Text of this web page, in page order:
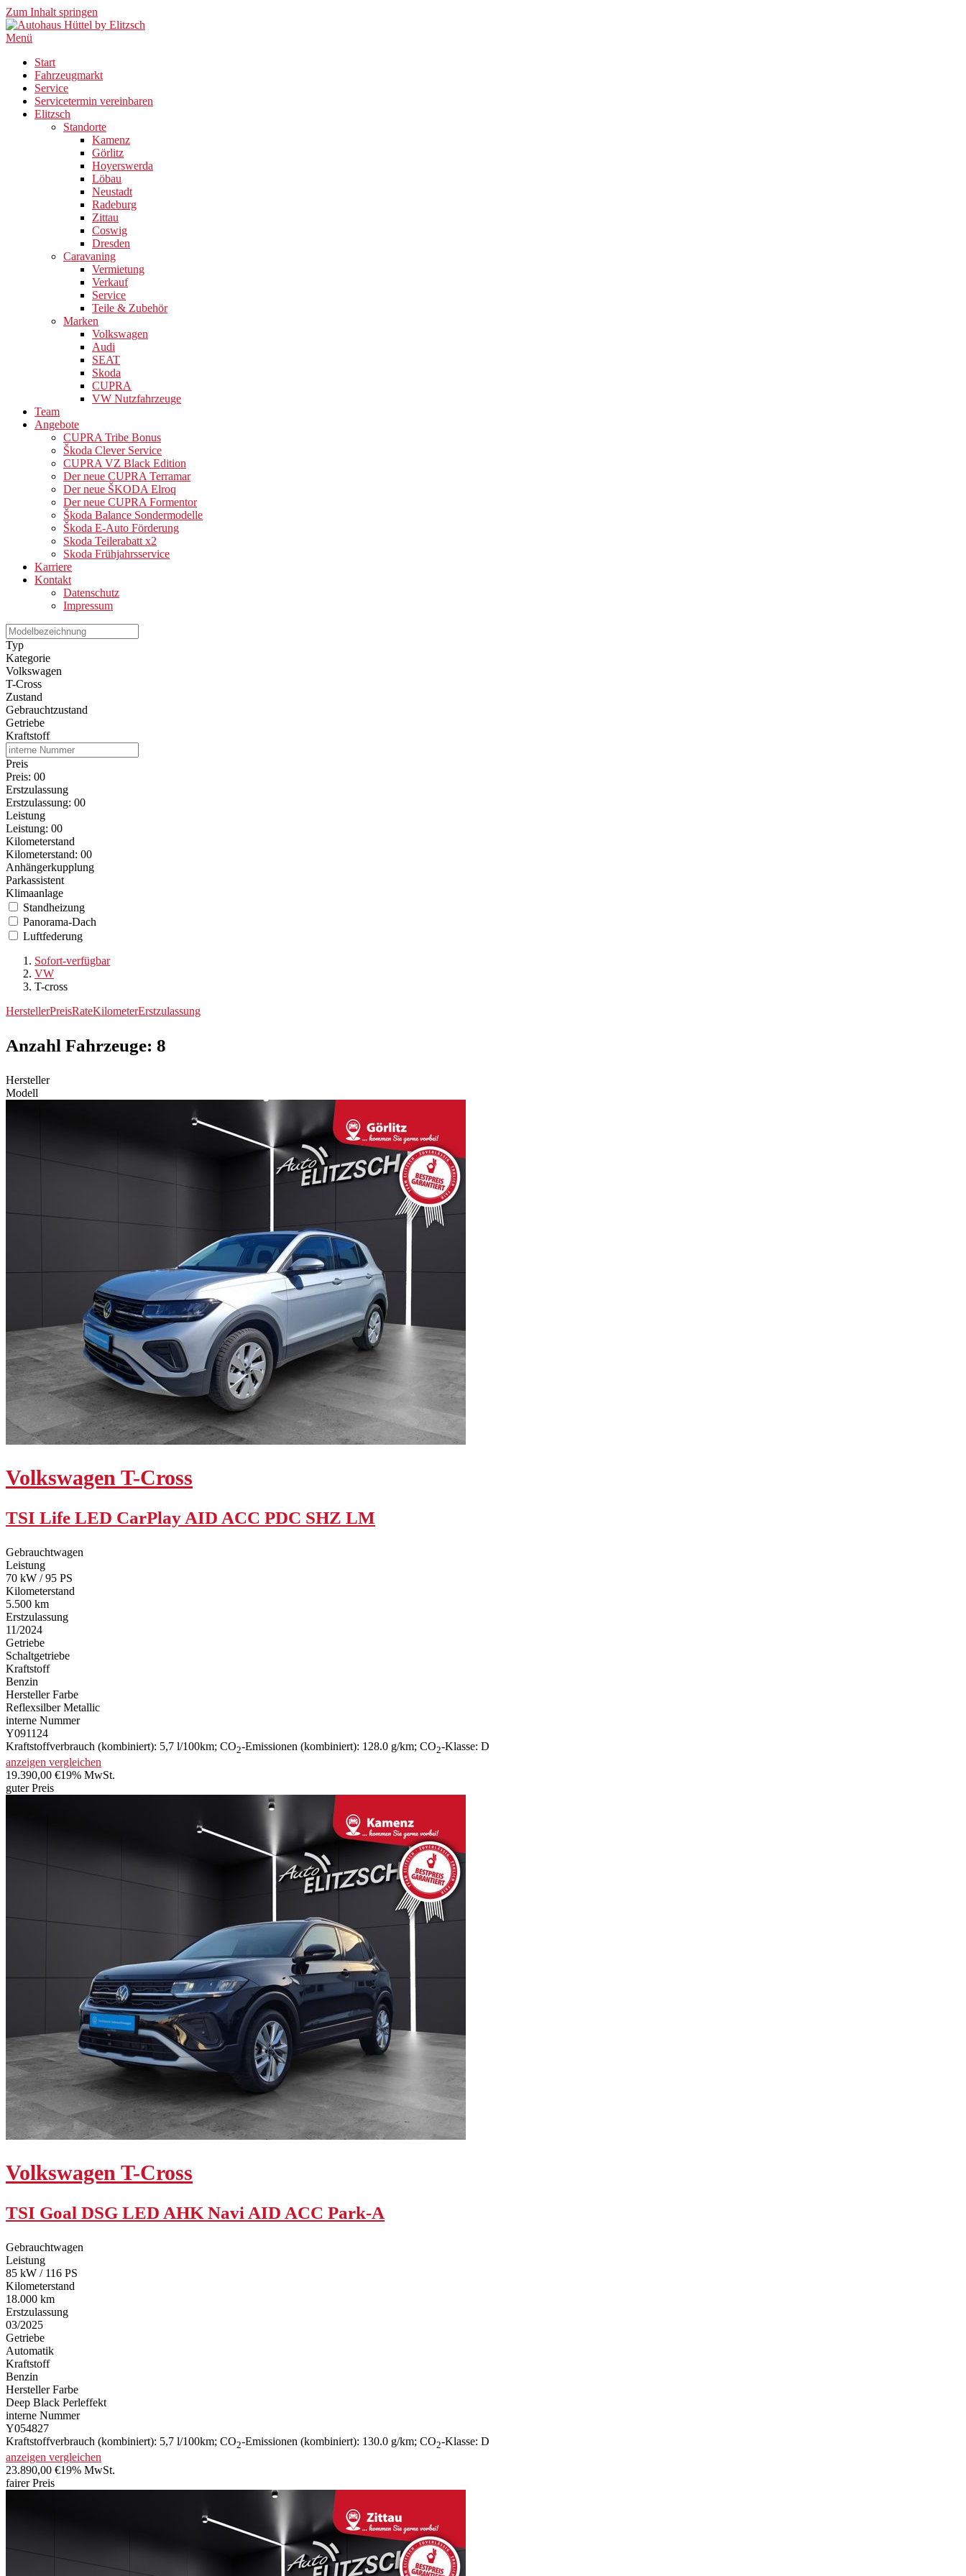
Zum Inhalt springen
Menü
Start
Fahrzeugmarkt
Service
Servicetermin vereinbaren
Elitzsch
Standorte
Kamenz
Görlitz
Hoyerswerda
Löbau
Neustadt
Radeburg
Zittau
Coswig
Dresden
Caravaning
Vermietung
Verkauf
Service
Teile & Zubehör
Marken
Volkswagen
Audi
SEAT
Skoda
CUPRA
VW Nutzfahrzeuge
Team
Angebote
CUPRA Tribe Bonus
Škoda Clever Service
CUPRA VZ Black Edition
Der neue CUPRA Terramar
Der neue ŠKODA Elroq
Der neue CUPRA Formentor
Škoda Balance Sondermodelle
Škoda E-Auto Förderung
Skoda Teilerabatt x2
Skoda Frühjahrsservice
Karriere
Kontakt
Datenschutz
Impressum
Typ
Kategorie
Volkswagen
T-Cross
Zustand
Gebrauchtzustand
Getriebe
Kraftstoff
Preis
Preis: 00
Erstzulassung
Erstzulassung: 00
Leistung
Leistung: 00
Kilometerstand
Kilometerstand: 00
Anhängerkupplung
Parkassistent
Klimaanlage
Standheizung
Panorama-Dach
Luftfederung
Sofort-verfügbar
VW
T-cross
HerstellerPreisRateKilometerErstzulassung
Anzahl Fahrzeuge: 8
Hersteller
Modell
Volkswagen T-Cross
TSI Life LED CarPlay AID ACC PDC SHZ LM
Gebrauchtwagen
Leistung
70 kW / 95 PS
Kilometerstand
5.500 km
Erstzulassung
11/2024
Getriebe
Schaltgetriebe
Kraftstoff
Benzin
Hersteller Farbe
Reflexsilber Metallic
interne Nummer
Y091124
Kraftstoffverbrauch (kombiniert): 5,7 l/100km; CO2-Emissionen (kombiniert): 128.0 g/km; CO2-Klasse: D
anzeigen vergleichen
19.390,00 €19% MwSt.
guter Preis
Volkswagen T-Cross
TSI Goal DSG LED AHK Navi AID ACC Park-A
Gebrauchtwagen
Leistung
85 kW / 116 PS
Kilometerstand
18.000 km
Erstzulassung
03/2025
Getriebe
Automatik
Kraftstoff
Benzin
Hersteller Farbe
Deep Black Perleffekt
interne Nummer
Y054827
Kraftstoffverbrauch (kombiniert): 5,7 l/100km; CO2-Emissionen (kombiniert): 130.0 g/km; CO2-Klasse: D
anzeigen vergleichen
23.890,00 €19% MwSt.
fairer Preis